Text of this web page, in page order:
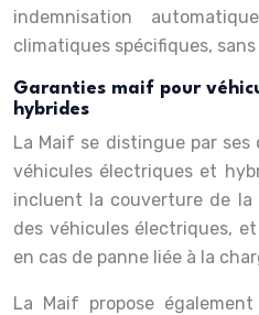
indemnisation
climatiques spécifiques,
Garanties maif pour
hybrides
La Maif se distingue par ses
véhicules électriques et
incluent la couverture de
des véhicules électriques,
en cas de panne liée à la
La Maif propose